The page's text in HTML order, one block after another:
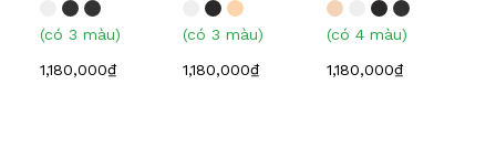
(có 3 màu)
1,180,000₫
(có 3 màu)
1,180,000₫
(có 4 màu)
1,180,000₫